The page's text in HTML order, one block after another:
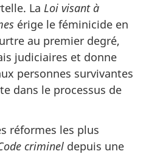
La Loi visant à
érige le féminicide en
au premier degré,
judiciaires et donne
personnes survivantes
dans le processus de
réformes les plus
criminel depuis une